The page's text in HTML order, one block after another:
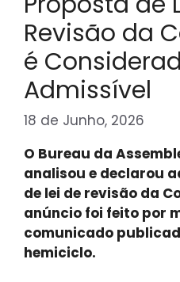
Revisão da
é
Admissível
18 de Junho, 2026
O Bureau da
analisou e declarou
de lei de revisão da
anúncio foi feito por
comunicado
hemiciclo.